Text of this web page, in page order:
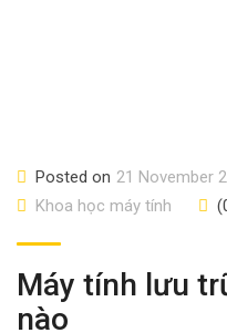
Posted on 21 November
Khoa học máy tính
Máy tính lưu
nào